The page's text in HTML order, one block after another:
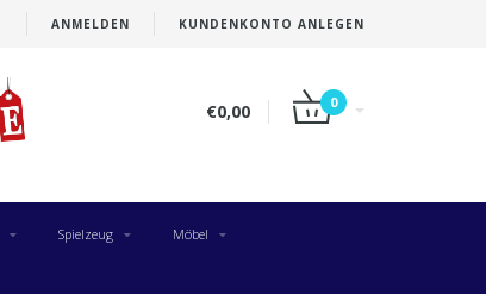
ANMELDEN KUNDENKONTO ANLEGEN
€0,00 0
Spielzeug Möbel